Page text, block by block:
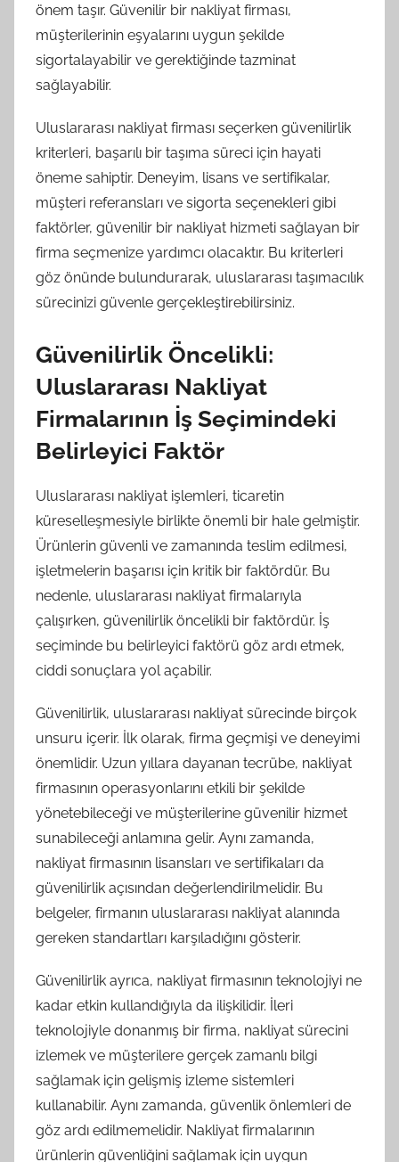
önem taşır. Güvenilir bir nakliyat firması,
müşterilerinin eşyalarını uygun şekilde
sigortalayabilir ve gerektiğinde tazminat
sağlayabilir.
Uluslararası nakliyat firması seçerken güvenilirlik
kriterleri, başarılı bir taşıma süreci için hayati
öneme sahiptir. Deneyim, lisans ve sertifikalar,
müşteri referansları ve sigorta seçenekleri gibi
faktörler, güvenilir bir nakliyat hizmeti sağlayan bir
firma seçmenize yardımcı olacaktır. Bu kriterleri
göz önünde bulundurarak, uluslararası taşımacılık
sürecinizi güvenle gerçekleştirebilirsiniz.
Güvenilirlik Öncelikli:
Uluslararası Nakliyat
Firmalarının İş Seçimindeki
Belirleyici Faktör
Uluslararası nakliyat işlemleri, ticaretin
küreselleşmesiyle birlikte önemli bir hale gelmiştir.
Ürünlerin güvenli ve zamanında teslim edilmesi,
işletmelerin başarısı için kritik bir faktördür. Bu
nedenle, uluslararası nakliyat firmalarıyla
çalışırken, güvenilirlik öncelikli bir faktördür. İş
seçiminde bu belirleyici faktörü göz ardı etmek,
ciddi sonuçlara yol açabilir.
Güvenilirlik, uluslararası nakliyat sürecinde birçok
unsuru içerir. İlk olarak, firma geçmişi ve deneyimi
önemlidir. Uzun yıllara dayanan tecrübe, nakliyat
firmasının operasyonlarını etkili bir şekilde
yönetebileceği ve müşterilerine güvenilir hizmet
sunabileceği anlamına gelir. Aynı zamanda,
nakliyat firmasının lisansları ve sertifikaları da
güvenilirlik açısından değerlendirilmelidir. Bu
belgeler, firmanın uluslararası nakliyat alanında
gereken standartları karşıladığını gösterir.
Güvenilirlik ayrıca, nakliyat firmasının teknolojiyi ne
kadar etkin kullandığıyla da ilişkilidir. İleri
teknolojiyle donanmış bir firma, nakliyat sürecini
izlemek ve müşterilere gerçek zamanlı bilgi
sağlamak için gelişmiş izleme sistemleri
kullanabilir. Aynı zamanda, güvenlik önlemleri de
göz ardı edilmemelidir. Nakliyat firmalarının
ürünlerin güvenliğini sağlamak için uygun